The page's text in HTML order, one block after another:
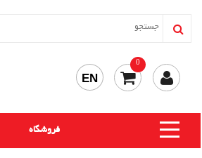
0
EN
فروشگاه